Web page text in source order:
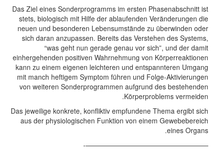
Das Ziel eines Sonderprogramms im ersten Phasenabschnitt ist
stets, biologisch mit Hilfe der ablaufenden Veränderungen die
neuen und besonderen Lebensumstände zu überwinden oder
sich daran anzupassen. Bereits das Verstehen des Systems,
“was geht nun gerade genau vor sich”, und der damit
einhergehenden positiven Wahrnehmung von Körperreaktionen
kann zu einem eigenen leichteren und entspannteren Umgang
mit manch heftigem Symptom führen und Folge-Aktivierungen
von weiteren Sonderprogrammen aufgrund des bestehenden
Körperproblems vermeiden.
Das jeweilige konkrete, konfliktiv empfundene Thema ergibt sich
aus der physiologischen Funktion von einem Gewebebereich
eines Organs.
——————————————————-